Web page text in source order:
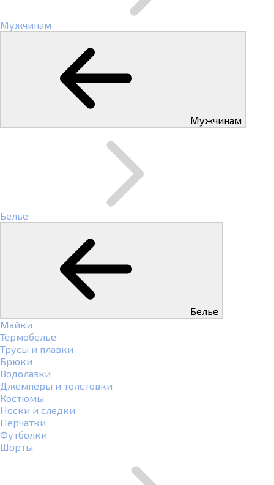
Мужчинам
Мужчинам
Белье
Белье
Майки
Термобелье
Трусы и плавки
Брюки
Водолазки
Джемперы и толстовки
Костюмы
Носки и следки
Перчатки
Футболки
Шорты